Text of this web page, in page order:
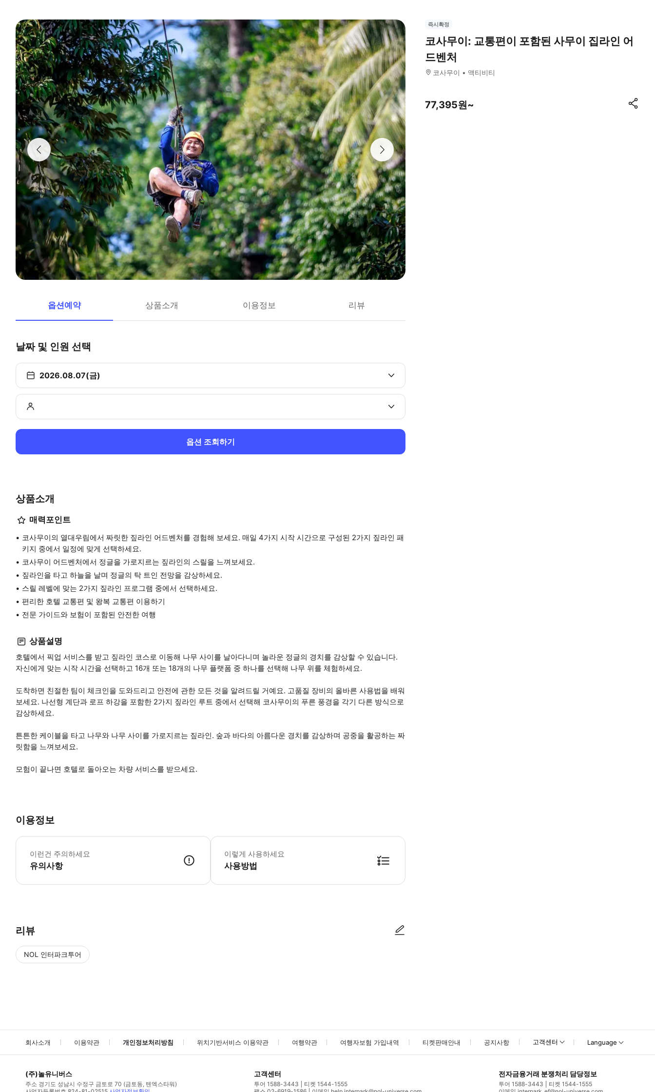
옵션예약 상품소개 이용정보 리뷰
날짜 및 인원 선택
2026.08.07(금)
옵션 조회하기
상품소개
매력포인트
코사무이의 열대우림에서 짜릿한 짚라인 어드벤처를 경험해 보세요. 매일 4가지 시작 시간으로 구성된 2가지 짚라인 패
키지 중에서 일정에 맞게 선택하세요.
코사무이 어드벤처에서 정글을 가로지르는 짚라인의 스릴을 느껴보세요.
짚라인을 타고 하늘을 날며 정글의 탁 트인 전망을 감상하세요.
스릴 레벨에 맞는 2가지 짚라인 프로그램 중에서 선택하세요.
편리한 호텔 교통편 및 왕복 교통편 이용하기
전문 가이드와 보험이 포함된 안전한 여행
상품설명
호텔에서 픽업 서비스를 받고 짚라인 코스로 이동해 나무 사이를 날아다니며 놀라운 정글의 경치를 감상할 수 있습니다.
자신에게 맞는 시작 시간을 선택하고 16개 또는 18개의 나무 플랫폼 중 하나를 선택해 나무 위를 체험하세요.
도착하면 친절한 팀이 체크인을 도와드리고 안전에 관한 모든 것을 알려드릴 거예요. 고품질 장비의 올바른 사용법을 배워
보세요. 나선형 계단과 로프 하강을 포함한 2가지 짚라인 루트 중에서 선택해 코사무이의 푸른 풍경을 각기 다른 방식으로
감상하세요.
튼튼한 케이블을 타고 나무와 나무 사이를 가로지르는 짚라인. 숲과 바다의 아름다운 경치를 감상하며 공중을 활공하는 짜
릿함을 느껴보세요.
모험이 끝나면 호텔로 돌아오는 차량 서비스를 받으세요.
이용정보
이런건 주의하세요
유의사항
참가자는 좋은 신체 건강 상태여야 하며, 집라인 이용 중 안전에 영향을 미칠 수 있는 어떠한 상태도 없어야 합니다. 다음 고객님께는 추천하지 않습니다:
이렇게 사용하세요
사용방법
리뷰
NOL 인터파크투어
즉시확정
코사무이: 교통편이 포함된 사무이 집라인 어
드벤처
코사무이 액티비티
77,395원~
회사소개 이용약관 개인정보처리방침 위치기반서비스 이용약관 여행약관 여행자보험 가입내역 티켓판매안내 공지사항 고객센터 Language
(주)놀유니버스
주소 경기도 성남시 수정구 금토로 70 (금토동, 텐엑스타워)
고객센터
투어 1588-3443
티켓 1544-1555
전자금융거래 분쟁처리 담당정보
투어 1588-3443
티켓 1544-1555